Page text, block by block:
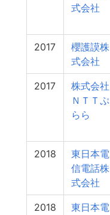
式会社
2017
櫻護謨株
式会社
2017
株式会社
ＮＴＴぷ
らら
2018
東日本電
信電話株
式会社
2018
東日本電